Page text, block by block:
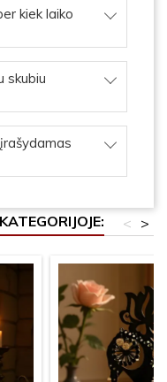
kiek laiko
skubiu
>
<